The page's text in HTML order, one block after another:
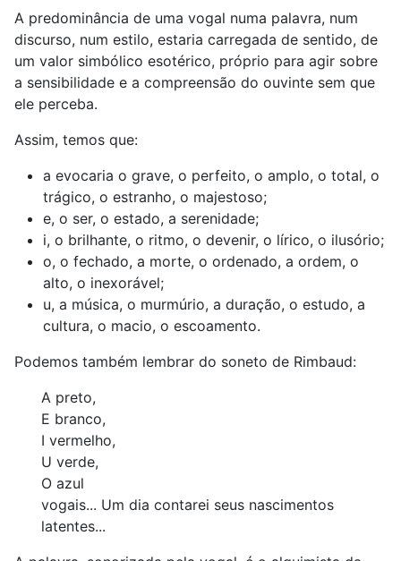
A predominância de uma vogal numa palavra, num
discurso, num estilo, estaria carregada de sentido, de
um valor simbólico esotérico, próprio para agir sobre
a sensibilidade e a compreensão do ouvinte sem que
ele perceba.
Assim, temos que:
a evocaria o grave, o perfeito, o amplo, o total, o
trágico, o estranho, o majestoso;
e, o ser, o estado, a serenidade;
i, o brilhante, o ritmo, o devenir, o lírico, o ilusório;
o, o fechado, a morte, o ordenado, a ordem, o
alto, o inexorável;
u, a música, o murmúrio, a duração, o estudo, a
cultura, o macio, o escoamento.
Podemos também lembrar do soneto de Rimbaud:
A preto,
E branco,
I vermelho,
U verde,
O azul
vogais... Um dia contarei seus nascimentos
latentes...